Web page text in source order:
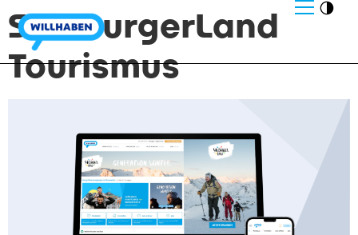
SalzburgerLand
Tourismus